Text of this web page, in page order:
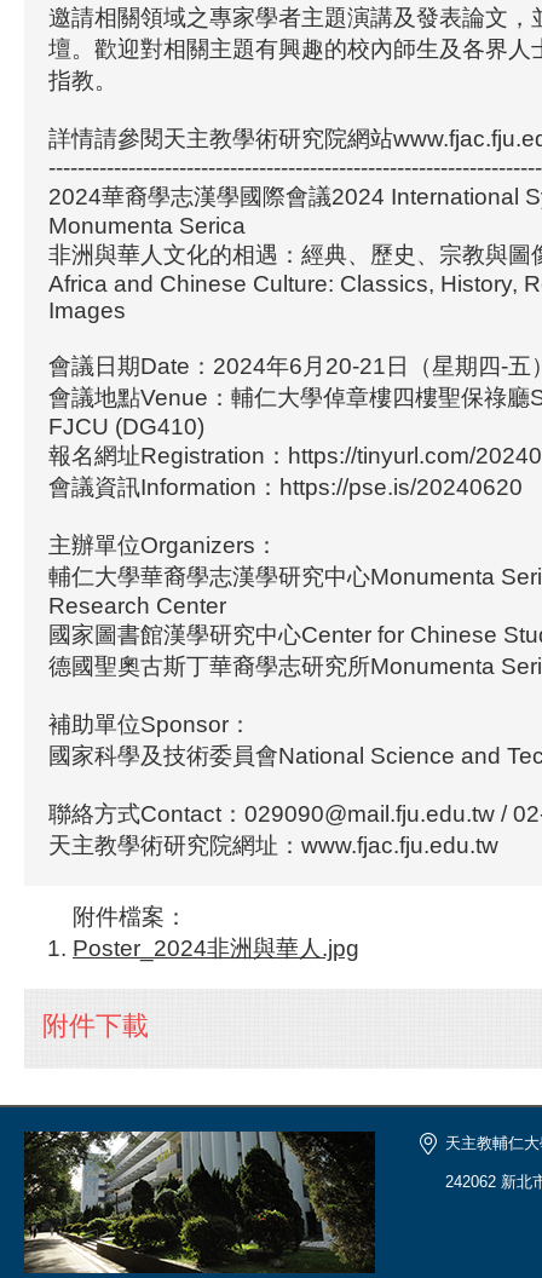
邀請相關領域之專家學者主題演講及發表論文，
壇。歡迎對相關主題有興趣的校內師生及各界人
指教。
詳情請參閱天主教學術研究院網站
2024華裔學志漢學國際會議2024 International
Monumenta Serica
非洲與華人文化的相遇：經典、歷史、宗教與圖
Africa and Chinese Culture: Classics, History,
Images
會議日期Date：2024年6月20-21日（星期四-五
會議地點Venue：輔仁大學倬章樓四樓聖保祿廳
FJCU (DG410)
報名網址Registration：https://tinyurl.com/
會議資訊Information：https://pse.is/20240620
主辦單位Organizers：
輔仁大學華裔學志漢學研究中心Monumenta
Research Center
國家圖書館漢學研究中心Center for Chinese
德國聖奧古斯丁華裔學志研究所Monumenta
補助單位Sponsor：
國家科學及技術委員會National Science and
聯絡方式Contact：029090@mail.fju.edu.tw /
天主教學術研究院網址：www.fjac.fju.edu.tw
附件檔案：
Poster_2024非洲與華人.jpg
附件下載
天主教輔仁
242062 新北